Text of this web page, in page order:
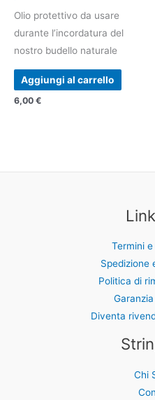
Olio protettivo da usare
durante l’incordatura del
nostro budello naturale
Aggiungi al carrello
6,00 €
Termini
Spedizione
Politica di
Diventa
Chi